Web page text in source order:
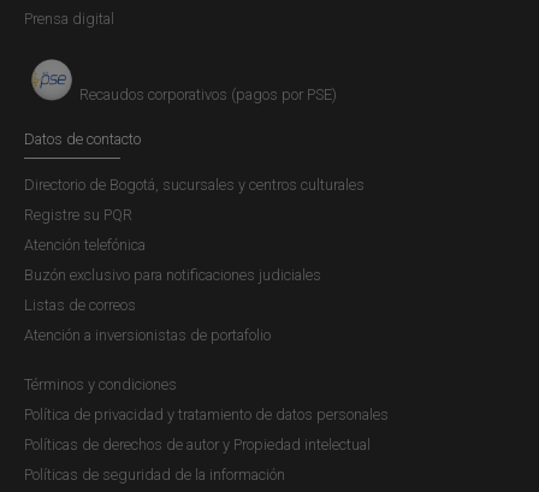
Ganadores(as) convocatoria 2017 - Programas de
Seleccionado(a) Posgrado en Derecho
Económico
Seleccionado(a) Jóvenes Talentos en Artes
Plásticas
Ganadores(as) convocatoria 2016 - Programas de
estudio en el exterior
Seleccionado(a) Posgrado en Derecho
Económico
Prensa digital
Recaudos corporativos (pagos por PSE)
Datos de contacto
Directorio de Bogotá, sucursales y centros culturales
Registre su PQR
Atención telefónica
Buzón exclusivo para notificaciones judiciales
Listas de correos
Atención a inversionistas de portafolio
Términos y condiciones
Política de privacidad y tratamiento de datos personales
Políticas de derechos de autor y Propiedad intelectual
Políticas de seguridad de la información